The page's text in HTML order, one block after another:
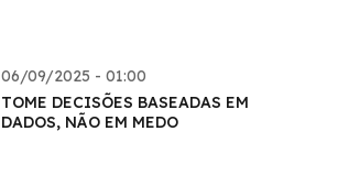
06/09/2025 - 01:00
TOME DECISÕES BASEADAS EM
DADOS, NÃO EM MEDO